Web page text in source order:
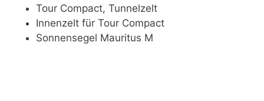
Tour Compact, Tunnelzelt
Innenzelt für Tour Compact
Sonnensegel Mauritus M